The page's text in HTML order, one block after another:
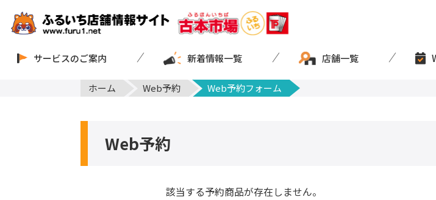
サービスのご案内 新着情報一覧 店舗一覧
ホーム Web予約 Web予約フォーム
Web予約
該当する予約商品が存在しません。